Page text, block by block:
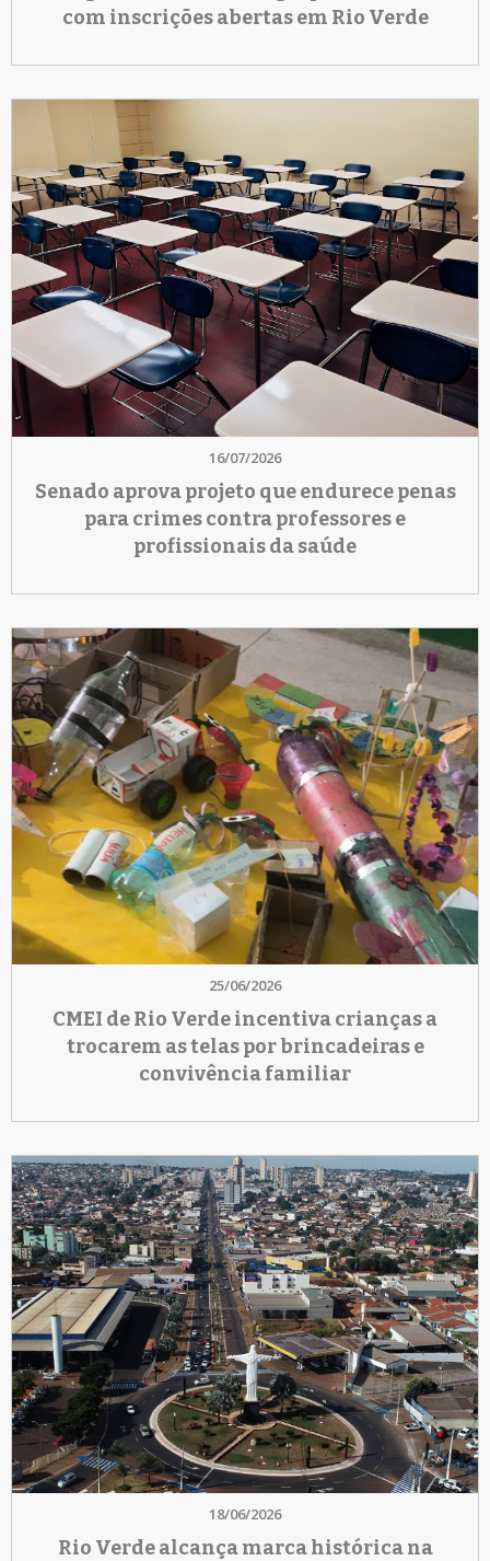
com inscrições abertas em Rio Verde
16/07/2026
Senado aprova projeto que endurece penas
para crimes contra professores e
profissionais da saúde
25/06/2026
CMEI de Rio Verde incentiva crianças a
trocarem as telas por brincadeiras e
convivência familiar
18/06/2026
Rio Verde alcança marca histórica na